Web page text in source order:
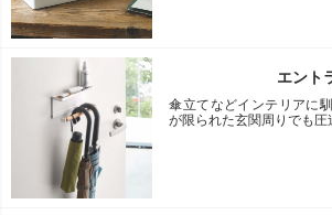
エント
傘立てなどインテリアに
が限られた玄関周りでも圧